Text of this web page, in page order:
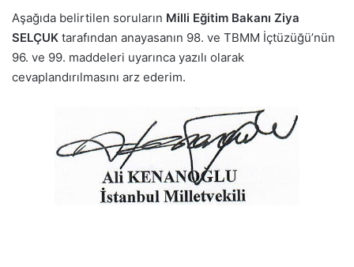
Aşağıda belirtilen soruların Milli Eğitim Bakanı Ziya
SELÇUK tarafından anayasanın 98. ve TBMM İçtüzüğü’nün
96. ve 99. maddeleri uyarınca yazılı olarak
cevaplandırılmasını arz ederim.